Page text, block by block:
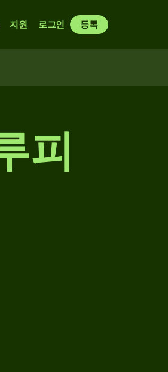
지원 로그인 등록
피